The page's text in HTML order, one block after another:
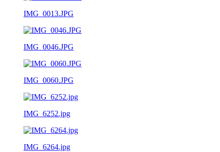
IMG_0013.JPG
IMG_0046.JPG
IMG_0060.JPG
IMG_6252.jpg
IMG_6264.jpg